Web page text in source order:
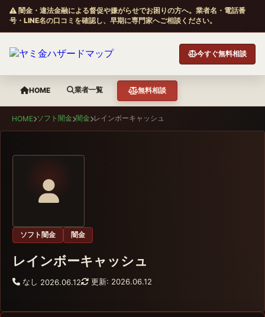
闇金・違法金融による督促や嫌がらせでお困りの方へ。業者名・電話番
号・LINE名の口コミを確認し、早期に専門家へご相談ください。
今すぐ無料相談
HOME 業者一覧 無料相談
HOME ソフト闇金 闇金 レインボーキャッシュ
ソフト闇金 闇金
レインボーキャッシュ
なし 2026.06.12 更新: 2026.06.12